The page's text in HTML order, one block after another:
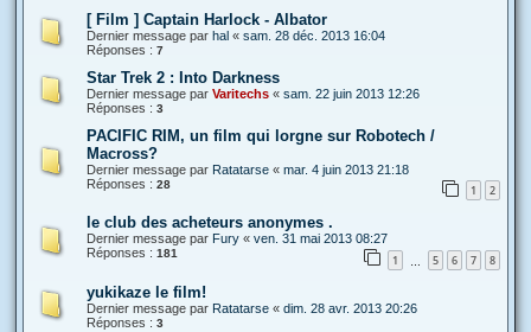
[ Film ] Captain Harlock - Albator
Dernier message par hal « sam. 28 déc. 2013 16:04
Réponses : 7
Star Trek 2 : Into Darkness
Dernier message par Varitechs « sam. 22 juin 2013 12:26
Réponses : 3
PACIFIC RIM, un film qui lorgne sur Robotech /
Macross?
Dernier message par Ratatarse « mar. 4 juin 2013 21:18
Réponses : 28 1 2
le club des acheteurs anonymes .
Dernier message par Fury « ven. 31 mai 2013 08:27
Réponses : 181 1 5 6 7 8
yukikaze le film!
Dernier message par Ratatarse « dim. 28 avr. 2013 20:26
Réponses : 3